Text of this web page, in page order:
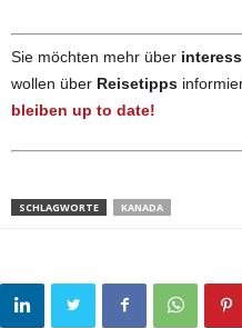
Sie möchten mehr über
wollen über Reisetipps
bleiben up to date!
SCHLAGWORTE KANADA